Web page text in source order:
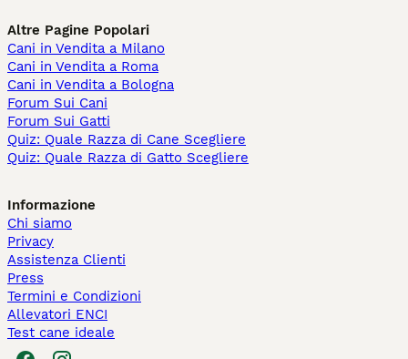
Altre Pagine Popolari
Cani in Vendita a Milano
Cani in Vendita a Roma
Cani in Vendita a Bologna
Forum Sui Cani
Forum Sui Gatti
Quiz: Quale Razza di Cane Scegliere
Quiz: Quale Razza di Gatto Scegliere
Informazione
Chi siamo
Privacy
Assistenza Clienti
Press
Termini e Condizioni
Allevatori ENCI
Test cane ideale